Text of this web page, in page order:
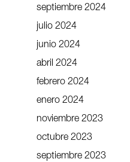
septiembre 2024
julio 2024
junio 2024
abril 2024
febrero 2024
enero 2024
noviembre 2023
octubre 2023
septiembre 2023